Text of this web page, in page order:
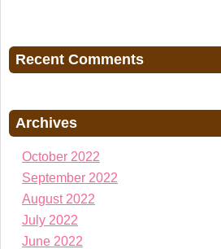
Recent Comments
Archives
October 2022
September 2022
August 2022
July 2022
June 2022